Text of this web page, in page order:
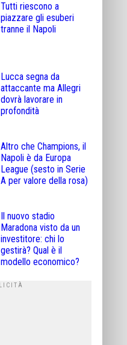
Tutti riescono a
piazzare gli esuberi
tranne il Napoli
Lucca segna da
attaccante ma Allegri
dovrà lavorare in
profondità
Altro che Champions, il
Napoli è da Europa
League (sesto in Serie
A per valore della rosa)
Il nuovo stadio
Maradona visto da un
investitore: chi lo
gestirà? Qual è il
modello economico?